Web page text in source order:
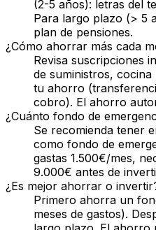
(2-5 años): letras del
Para largo plazo (> 5
plan de pensiones.
¿Cómo ahorrar más cada
Revisa suscripciones
de suministros,
tu ahorro
cobro). El ahorro
¿Cuánto fondo de
Se recomienda tener
como fondo de
gastas 1.500€/mes,
9.000€ antes de
¿Es mejor ahorrar o
Primero ahorra un
meses de gastos).